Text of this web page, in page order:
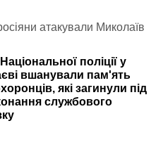
атакували Миколаїв
поліції у
вшанували пам'ять
які загинули під
службового